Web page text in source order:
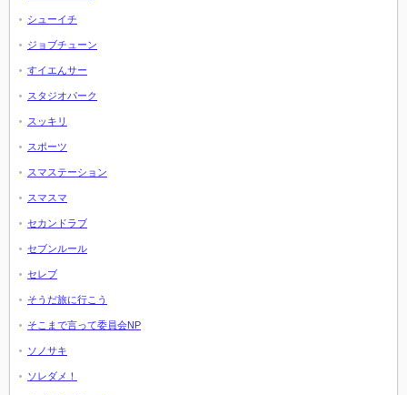
シューイチ
ジョブチューン
すイエんサー
スタジオパーク
スッキリ
スポーツ
スマステーション
スマスマ
セカンドラブ
セブンルール
セレブ
そうだ旅に行こう
そこまで言って委員会NP
ソノサキ
ソレダメ！